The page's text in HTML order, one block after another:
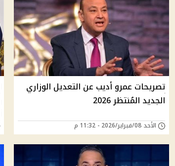
تصريحات عمرو أديب عن التعديل الوزاري
الجديد المُنتظر 2026
الأحد 08/فبراير/2026 - 11:32 م